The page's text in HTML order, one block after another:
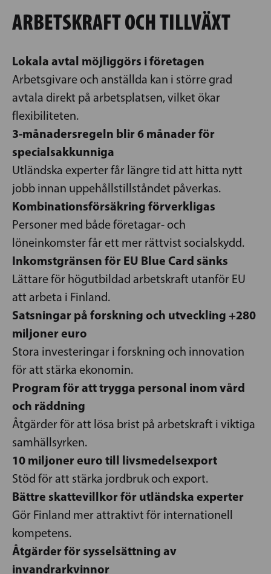
ARBETSKRAFT OCH TILLVÄXT
Lokala avtal möjliggörs i företagen
Arbetsgivare och anställda kan i större grad
avtala direkt på arbetsplatsen, vilket ökar
flexibiliteten.
3-månadersregeln blir 6 månader för
specialsakkunniga
Utländska experter får längre tid att hitta nytt
jobb innan uppehållstillståndet påverkas.
Kombinationsförsäkring förverkligas
Personer med både företagar- och
löneinkomster får ett mer rättvist socialskydd.
Inkomstgränsen för EU Blue Card sänks
Lättare för högutbildad arbetskraft utanför EU
att arbeta i Finland.
Satsningar på forskning och utveckling +280
miljoner euro
Stora investeringar i forskning och innovation
för att stärka ekonomin.
Program för att trygga personal inom vård
och räddning
Åtgärder för att lösa brist på arbetskraft i viktiga
samhällsyrken.
10 miljoner euro till livsmedelsexport
Stöd för att stärka jordbruk och export.
Bättre skattevillkor för utländska experter
Gör Finland mer attraktivt för internationell
kompetens.
Åtgärder för sysselsättning av
invandrarkvinnor